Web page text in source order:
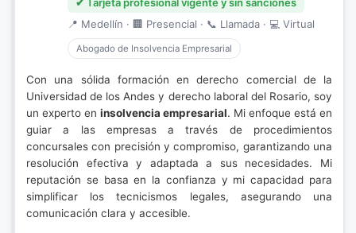
📍 Medellín · 🏢 Presencial · 📞 Llamada · 💻 Virtual
Abogado de Insolvencia Empresarial
Con una sólida formación en derecho comercial de la
Universidad de los Andes y derecho laboral del Rosario, soy
un experto en insolvencia empresarial. Mi enfoque está en
guiar a las empresas a través de procedimientos
concursales con precisión y compromiso, garantizando una
resolución efectiva y adaptada a sus necesidades. Mi
reputación se basa en la confianza y mi capacidad para
simplificar los tecnicismos legales, asegurando una
comunicación clara y accesible.